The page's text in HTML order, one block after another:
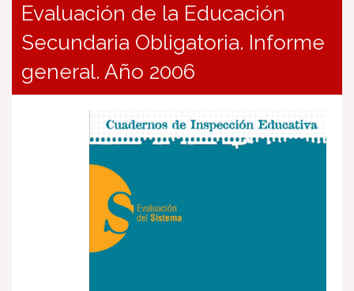
Evaluación de la Educación
Secundaria Obligatoria. Informe
general. Año 2006